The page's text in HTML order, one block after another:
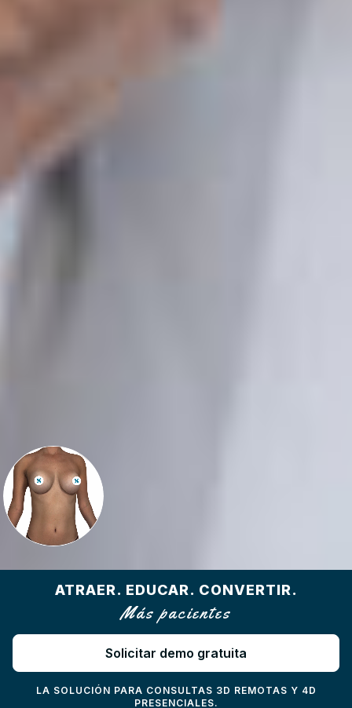
ATRAER. EDUCAR. CONVERTIR.
Más pacientes
Solicitar demo gratuita
LA SOLUCIÓN PARA CONSULTAS 3D REMOTAS Y 4D
PRESENCIALES.